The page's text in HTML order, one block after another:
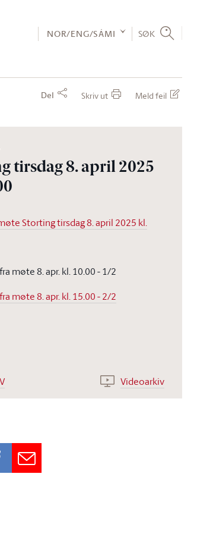
NOR/ENG/SÁMI SØK
Del Skriv ut Meld feil
tirsdag 8. april 2025
Storting tirsdag 8. april 2025 kl.
møte 8. apr. kl. 10.00 - 1/2
møte 8. apr. kl. 15.00 - 2/2
Videoarkiv